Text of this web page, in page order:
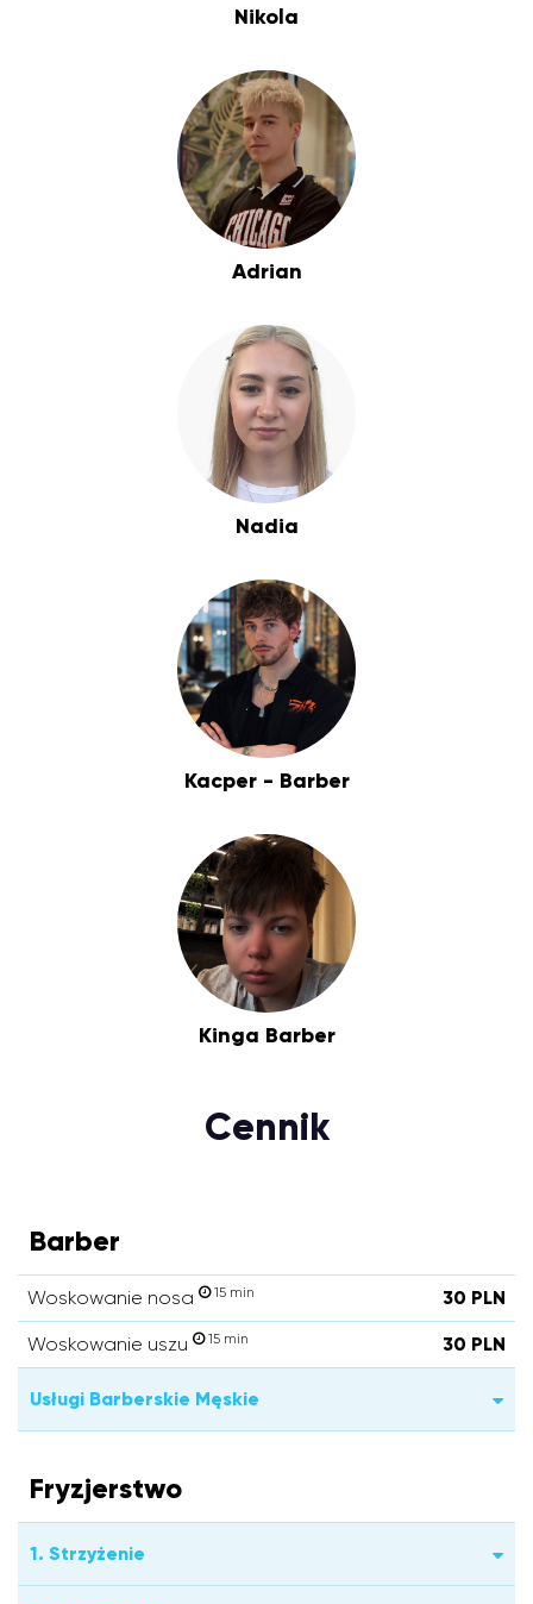
Nikola
Adrian
Nadia
Kacper - Barber
Kinga Barber
Cennik
Barber
Woskowanie nosa 15 min 30 PLN
Woskowanie uszu 15 min 30 PLN
Usługi Barberskie Męskie
Fryzjerstwo
1. Strzyżenie